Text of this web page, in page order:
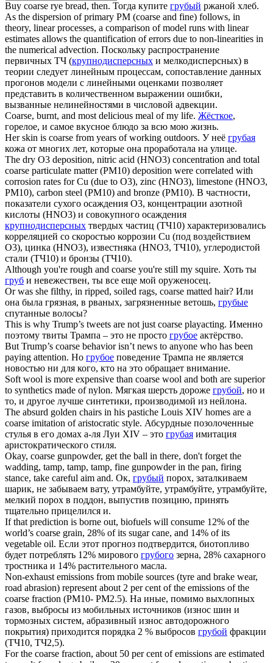
Buy coarse rye bread, then. Тогда купите грубый ржаной хлеб.
As the dispersion of primary PM (coarse and fine) follows, in
theory, linear processes, a comparison of model runs with linear
estimates allows the quantification of errors due to non-linearities in
the numerical advection. Поскольку распространение
первичных ТЧ (крупнодисперсных и мелкодисперсных) в
теории следует линейным процессам, сопоставление данных
прогонов модели с линейными оценками позволяет
представить в количественном выражении ошибки,
вызванные нелинейностями в числовой адвекции.
Coarse, burnt, and most delicious meal of my life. Жёсткое,
горелое, и самое вкусное блюдо за всю мою жизнь.
Her skin is coarse from years of working outdoors. У неё грубая
кожа от многих лет, которые она проработала на улице.
The dry O3 deposition, nitric acid (HNO3) concentration and total
coarse particulate matter (PM10) deposition were correlated with
corrosion rates for Cu (due to O3), zinc (HNO3), limestone (HNO3,
PM10), carbon steel (PM10) and bronze (PM10). В частности,
показатели сухого осаждения O3, концентрации азотной
кислоты (HNO3) и совокупного осаждения
крупнодисперсных твердых частиц (ТЧ10) характеризовались
корреляцией со скоростью коррозии Cu (под воздействием
O3), цинка (HNO3), известняка (HNO3, ТЧ10), углеродистой
стали (ТЧ10) и бронзы (ТЧ10).
Although you're rough and coarse you're still my squire. Хоть ты
груб и невежествен, ты все еще мой оруженосец.
Or was she filthy, in ripped, soiled rags, coarse matted hair? Или
она была грязная, в рваных, загрязненные ветошь, грубые
спутанные волосы?
This is why Trump’s tweets are not justcoarse playacting. Именно
поэтому твиты Трампа – это не просто грубое актёрство.
But Trump’s coarse behavior isn’t news to anyone who has been
paying attention. Но грубое поведение Трампа не является
новостью ни для кого, кто на это обращает внимание.
Soft wool is more expensive than coarse wool and both are superior
to synthetics made of nylon. Мягкая шерсть дороже грубой, но и
то, и другое лучше синтетики, производимой из нейлона.
The absurd golden chairs in his pastiche Louis XIV homes are a
coarse imitation of aristocratic style. Абсурдные позолоченные
стулья в его домах а-ля Луи XIV – это грубая имитация
аристократического стиля.
Okay, coarse gunpowder, get the ball in there, don't forget the
wadding, tamp, tamp, tamp, fine gunpowder in the pan, firing
stance, take careful aim and. Ок, грубый порох, заталкиваем
шарик, не забываем вату, утрамбуйте, утрамбуйте, утрамбуйте,
мелкий порох в поддон, выпустив позицию, принять
тщательно прицелился и.
If that prediction is borne out, biofuels will consume 12% of the
world’s coarse grain, 28% of its sugar cane, and 14% of its
vegetable oil. Если этот прогноз подтвердится, биотопливо
будет потреблять 12% мирового грубого зерна, 28% сахарного
тростника и 14% растительного масла.
Non-exhaust emissions from mobile sources (tyre and brake wear,
road abrasion) represent about 2 per cent of the emissions of the
coarse fraction (PM10- PM2.5). На иные, помимо выхлопных
газов, выбросы из мобильных источников (износ шин и
тормозных систем, абразивный износ автодорожного
покрытия) приходится порядка 2 % выбросов грубой фракции
(ТЧ10, ТЧ2,5).
For the coarse fraction, about 50 per cent of emissions are estimated